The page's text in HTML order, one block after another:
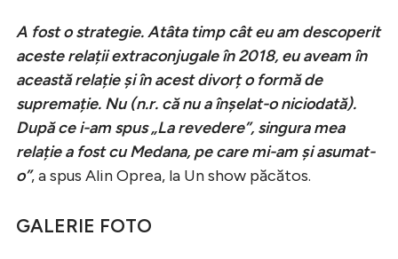
A fost o strategie. Atâta timp cât eu am descoperit
aceste relații extraconjugale în 2018, eu aveam în
această relație și în acest divorț o formă de
supremație. Nu (n.r. că nu a înșelat-o niciodată).
După ce i-am spus „La revedere”, singura mea
relație a fost cu Medana, pe care mi-am și asumat-
o”, a spus Alin Oprea, la Un show păcătos.
GALERIE FOTO